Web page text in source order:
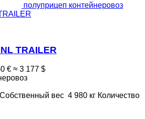
полуприцеп контейнеровоз
TRAILER
€ ≈ 3 177 $
Собственный вес 4 980 кг Количество